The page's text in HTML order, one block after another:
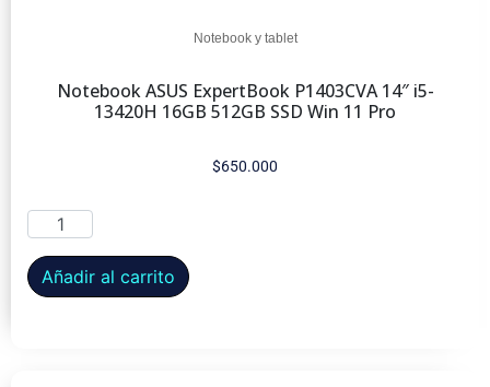
Notebook y tablet
Notebook ASUS ExpertBook P1403CVA 14″ i5-
13420H 16GB 512GB SSD Win 11 Pro
$650.000
Añadir al carrito